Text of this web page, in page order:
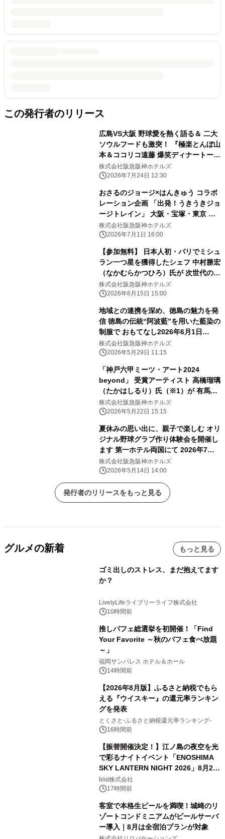
この発行者のリリース
広島VS大阪 野球愛を熱く語る＆ 二大
ソウルフードも激突！ 『極楽とんぼ山
本＆ココリコ遠藤 爆笑ディナートーク
ショー』開催 開催日：2026年9月22日
（火・祝）／ 7月25日（土）チケット
株式会社阪急阪神ホテルズ
2026年7月24日 12:30
おさるのジョージ×はんきゅう コラボ
レーション企画 「出発！うきうきジョ
ージトレイン」 大阪・宝塚・東京 新
橋のホテルで 「おさるのジョージ×阪
急電車」コラボフードを 販売します
株式会社阪急阪神ホテルズ
2026年7月1日 16:00
【参加無料】 日本人初・パリでミシュ
ラン一つ星を獲得したシェフ 中村勝宏
（なかむらかつひろ）氏が 次世代の料
理人へ伝える開業25周年記念講演会
「食品ロス削減 私たちの責務」を開催
株式会社阪急阪神ホテルズ
2026年6月15日 15:00
地域との連携を深め、徳島の魅力を発
信 徳島の伝統“阿波藍”を用いた藍染の
制服で おもてなし2026年6月1日
（月）から 夏季限定で着用開始
株式会社阪急阪神ホテルズ
2026年5月29日 11:15
「神戸六甲ミーツ・アート2024
beyond」 受賞アーティスト 高橋瑠璃
（たかはしるり）氏（※1）が 有馬温
泉の石で五右衛門風呂釜に石彫刻！
“浸かれる現代アート”が 「有馬温泉
株式会社阪急阪神ホテルズ
2026年5月22日 15:15
夏休みの思い出に、親子で楽しむ オリ
ジナル野球グラブ作り体験会を開催し
ます 第一ホテル両国にて 2026年7月
29日（水）
株式会社阪急阪神ホテルズ
2026年5月14日 14:00
発行者のリリースをもっと見る
グルメの新着 もっと見る
ゴミ出しのストレス、まだ抱えてます
か？
LivelyLifeライブリーライフ株式会社
10時間前
推しパフェ総選挙を初開催！「Find
Your Favorite ～秋のパフェ食べ放題
～」
福岡サンパレス ホテル＆ホール
14時間前
【2026年8月版】ふるさと納税でもら
える『ウイスキー』の還元率ランキン
グを発表
とくさと-ふるさと納税還元率ランキング-
16時間前
【振替開催決定！】江ノ島の夜空を光
で彩るナイトイベント「ENOSHIMA
SKY LANTERN NIGHT 2026」8月22
日(土)振替開催＆受付スタート！
biid株式会社
17時間前
客室で本格生ビールを満喫！城崎のリ
ゾートコンドミニアムがビールサーバ
ー導入｜8月は全宿泊プランが対象